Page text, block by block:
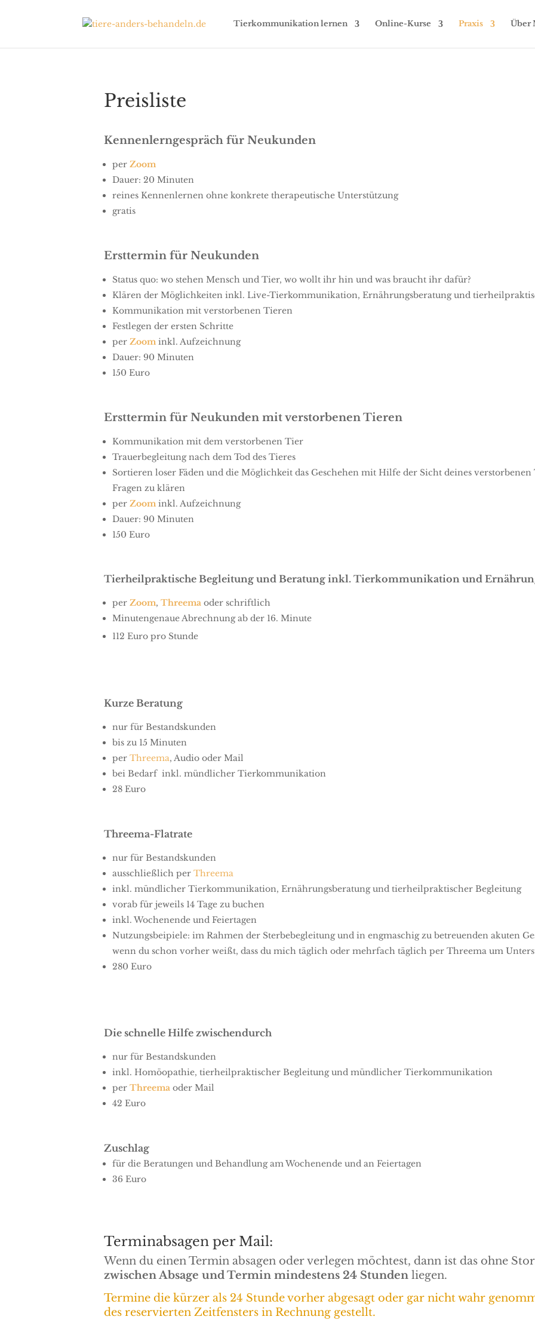
Tierkommunikation lernen Online-Kurse Praxis Über
Preisliste
Kennenlerngespräch für Neukunden
perZoom
Dauer: 20 Minuten
reines Kennenlernen ohne konkrete therapeutische Unterstützung
gratis
Ersttermin für Neukunden
Status quo: wo stehen Mensch und Tier, wo wollt ihr hin und was braucht ihr dafür?
Klären der Möglichkeiten inkl. Live-Tierkommunikation, Ernährungsberatung und
Kommunikation mit verstorbenen Tieren
Festlegen der ersten Schritte
perZoominkl. Aufzeichnung
Dauer: 90 Minuten
150 Euro
Ersttermin für Neukunden mit verstorbenen Tieren
Kommunikation mit dem verstorbenen Tier
Trauerbegleitung nach dem Tod des Tieres
Sortieren loser Fäden und die Möglichkeit das Geschehen mit Hilfe der Sicht deines
Fragen zu klären
perZoominkl. Aufzeichnung
Dauer: 90 Minuten
150 Euro
Tierheilpraktische Begleitung und Beratung inkl. Tierkommunikation und
perZoom,Threemaoder schriftlich
Minutengenaue Abrechnung ab der 16. Minute
112 Euro pro Stunde
Kurze Beratung
nur für Bestandskunden
bis zu 15 Minuten
perThreema, Audio oder Mail
bei Bedarf inkl. mündlicher Tierkommunikation
28 Euro
Threema-Flatrate
nur für Bestandskunden
ausschließlich perThreema
inkl. mündlicher Tierkommunikation, Ernährungsberatung und tierheilpraktischer Begleitung
vorab für jeweils 14 Tage zu buchen
inkl. Wochenende und Feiertagen
Nutzungsbeipiele: im Rahmen der Sterbebegleitung und in engmaschig zu betreuenden akuten
wenn du schon vorher weißt, dass du mich täglich oder mehrfach täglich per Threema um
280 Euro
Die schnelle Hilfe zwischendurch
nur für Bestandskunden
inkl. Homöopathie, tierheilpraktischer Begleitung und mündlicher Tierkommunikation
perThreema oder Mail
42 Euro
Zuschlag
für die Beratungen und Behandlung am Wochenende und an Feiertagen
36 Euro
Terminabsagen per Mail:
Wenn du einen Termin absagen oder verlegen möchtest, dann ist das ohne
zwischen Absage und Termin mindestens 24 Stunden liegen.
Termine die kürzer als 24 Stunde vorher abgesagt oder gar nicht wahr
des reservierten Zeitfensters in Rechnung gestellt.